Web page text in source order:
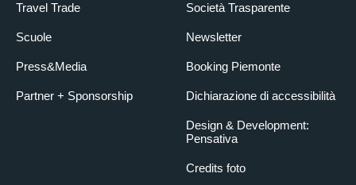
Travel Trade
Scuole
Press&Media
Partner + Sponsorship
Società Trasparente
Newsletter
Booking Piemonte
Dichiarazione di accessibilità
Design & Development:
Pensativa
Credits foto